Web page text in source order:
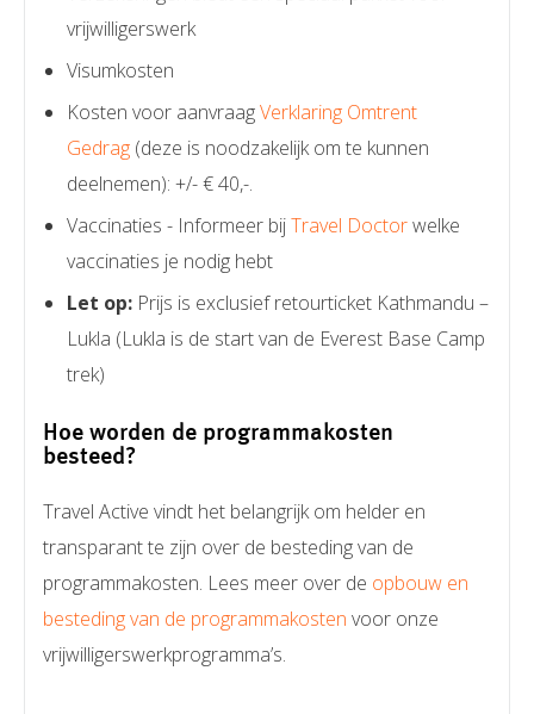
vrijwilligerswerk
Visumkosten
Kosten voor aanvraagVerklaring Omtrent
Gedrag (deze is noodzakelijk om te kunnen
deelnemen): +/- € 40,-.
Vaccinaties - Informeer bijTravel Doctorwelke
vaccinaties je nodig hebt
Let op: Prijs is exclusief retourticket Kathmandu –
Lukla (Lukla is de start van de Everest Base Camp
trek)
Hoe worden de programmakosten
besteed?
Travel Active vindt het belangrijk om helder en
transparant te zijn over de besteding van de
programmakosten. Lees meer over de opbouw en
besteding van de programmakosten voor onze
vrijwilligerswerkprogramma’s.